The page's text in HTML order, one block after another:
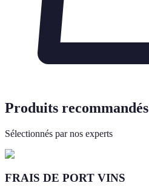
Produits recommandés
Sélectionnés par nos experts
FRAIS DE PORT VINS